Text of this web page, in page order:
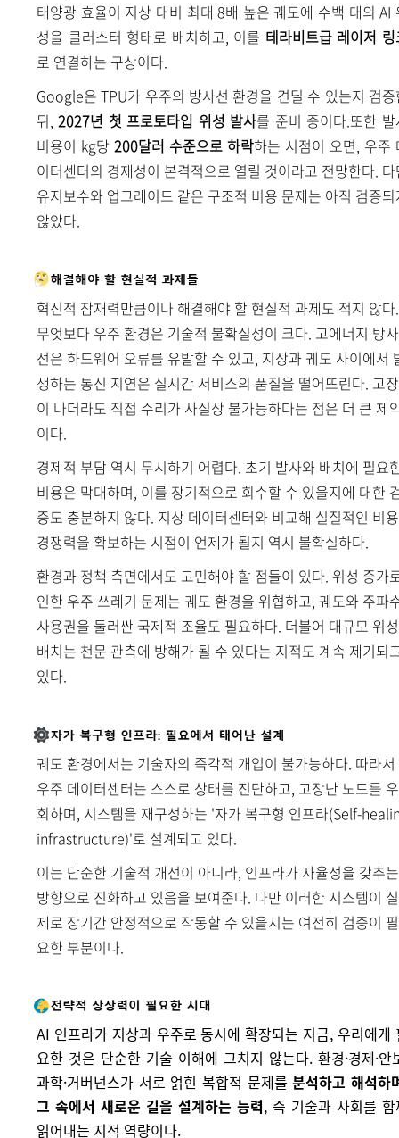
태양광 효율이 지상 대비 최대 8배 높은 궤도에 수백 대의 AI
성을 클러스터 형태로 배치하고, 이를 테라비트급 레이저
로 연결하는 구상이다.
Google은 TPU가 우주의 방사선 환경을 견딜 수 있는지 검증
뒤,2027년 첫 프로토타입 위성 발사를 준비 중이다.또한 발
비용이 kg당 200달러 수준으로 하락하는 시점이 오면, 우주
이터센터의 경제성이 본격적으로 열릴 것이라고 전망한다.
유지보수와 업그레이드 같은 구조적 비용 문제는 아직 검증
않았다.
혁신적 잠재력만큼이나 해결해야 할 현실적 과제도 적지 않다.
무엇보다 우주 환경은 기술적 불확실성이 크다. 고에너지 방사
선은 하드웨어 오류를 유발할 수 있고, 지상과 궤도 사이에서
생하는 통신 지연은 실시간 서비스의 품질을 떨어뜨린다. 고장
이 나더라도 직접 수리가 사실상 불가능하다는 점은 더 큰 제
이다.
경제적 부담 역시 무시하기 어렵다. 초기 발사와 배치에 필요
비용은 막대하며, 이를 장기적으로 회수할 수 있을지에 대한
증도 충분하지 않다. 지상 데이터센터와 비교해 실질적인 비용
경쟁력을 확보하는 시점이 언제가 될지 역시 불확실하다.
환경과 정책 측면에서도 고민해야 할 점들이 있다. 위성 증가
인한 우주 쓰레기 문제는 궤도 환경을 위협하고, 궤도와 주파
사용권을 둘러싼 국제적 조율도 필요하다. 더불어 대규모 위성
배치는 천문 관측에 방해가 될 수 있다는 지적도 계속 제기되
있다.
궤도 환경에서는 기술자의 즉각적 개입이 불가능하다. 따라서
우주 데이터센터는 스스로 상태를 진단하고, 고장난 노드를 우
회하며, 시스템을 재구성하는 '자가 복구형 인프라(Self-
infrastructure)'로 설계되고 있다.
이는 단순한 기술적 개선이 아니라, 인프라가 자율성을 갖추는
방향으로 진화하고 있음을 보여준다. 다만 이러한 시스템이 실
제로 장기간 안정적으로 작동할 수 있을지는 여전히 검증이 필
요한 부분이다.
AI 인프라가 지상과 우주로 동시에 확장되는 지금, 우리에게
요한 것은 단순한 기술 이해에 그치지 않는다. 환경·경제·안
과학·거버넌스가 서로 얽힌 복합적 문제를분석하고 해석하
그 속에서 새로운 길을 설계하는 능력, 즉 기술과 사회를 함
읽어내는 지적 역량이다.